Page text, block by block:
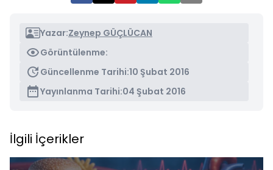
Yazar:Zeynep GÜÇLÜCAN
Görüntülenme:
Güncellenme Tarihi:10 Şubat 2016
Yayınlanma Tarihi:04 Şubat 2016
İlgili İçerikler